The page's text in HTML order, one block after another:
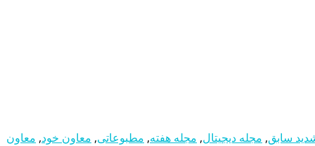
سابق, مجله دیجیتال, مجله هفته, مطبوعاتی, معاون خود, معاون